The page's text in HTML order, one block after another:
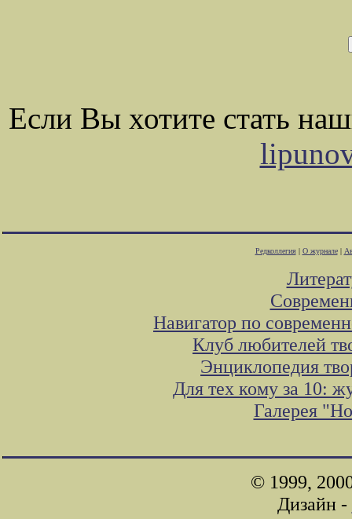
Если Вы хотите стать
Редколлегия| О журнале|
Навигатор по
Клуб любителей
Энциклопедия
Для тех кому за 10:
Галерея
© 1999,
Дизайн -